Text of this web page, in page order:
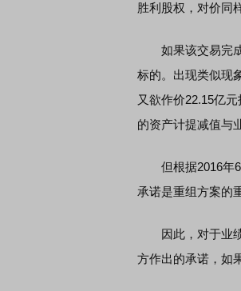
胜利股权，对价同
如果该交易完成
标的。出现类似现
又欲作价22.15亿
的资产计提减值与
但根据2016年6
承诺是重组方案的
因此，对于业绩
方作出的承诺，如
连线｜东方财富证券陈果：A股再平衡的
债